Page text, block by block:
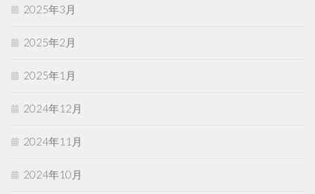
2025年3月
2025年2月
2025年1月
2024年12月
2024年11月
2024年10月